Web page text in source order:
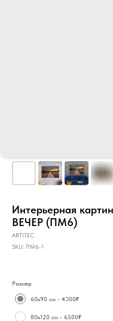
Интерьерная
ВЕЧЕР (ПМ6)
ARTITEC
SKU: ПМ6-1
Размер
60х90 см - 4300₽
80х120 см - 6500₽